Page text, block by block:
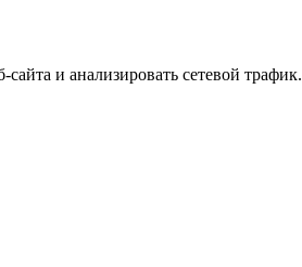
и анализировать сетевой трафик.